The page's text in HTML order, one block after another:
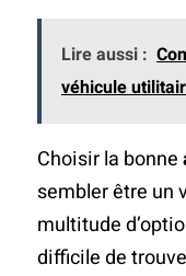
Lire aussi :
véhicule
Choisir la bonne
sembler être un
multitude
difficile de